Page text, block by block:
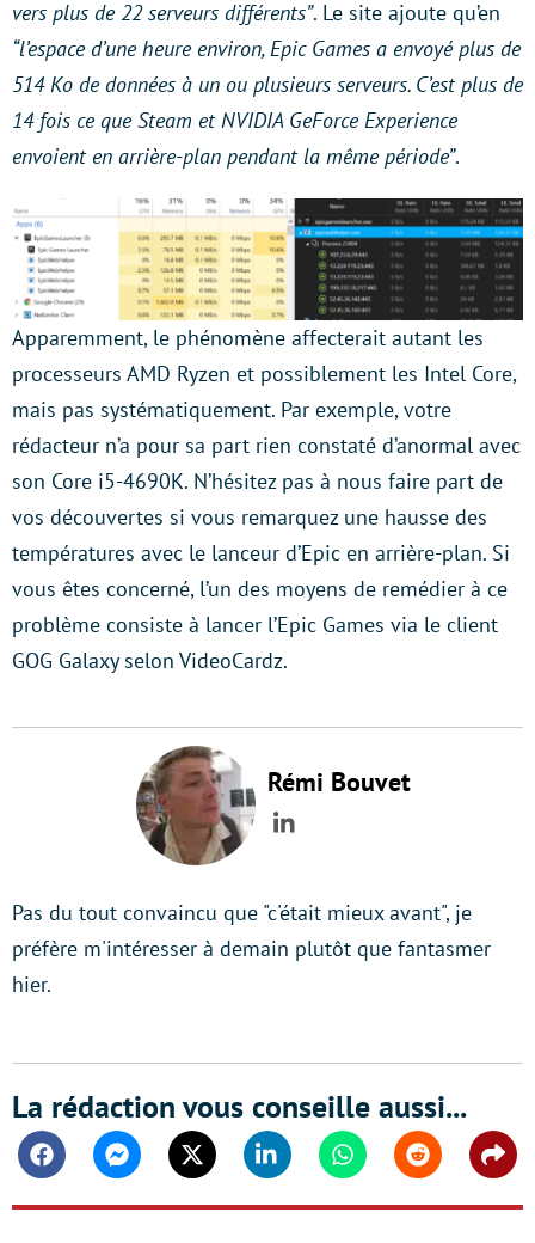
vers plus de 22 serveurs différents”. Le site ajoute qu’en
“l’espace d’une heure environ, Epic Games a envoyé plus de
514 Ko de données à un ou plusieurs serveurs. C’est plus de
14 fois ce que Steam et NVIDIA GeForce Experience
envoient en arrière-plan pendant la même période”.
Apparemment, le phénomène affecterait autant les
processeurs AMD Ryzen et possiblement les Intel Core,
mais pas systématiquement. Par exemple, votre
rédacteur n’a pour sa part rien constaté d’anormal avec
son Core i5-4690K. N’hésitez pas à nous faire part de
vos découvertes si vous remarquez une hausse des
températures avec le lanceur d’Epic en arrière-plan. Si
vous êtes concerné, l’un des moyens de remédier à ce
problème consiste à lancer l’Epic Games via le client
GOG Galaxy selon VideoCardz.
Rémi Bouvet
LinkedIn
Pas du tout convaincu que "c'était mieux avant", je
préfère m'intéresser à demain plutôt que fantasmer
hier.
La rédaction vous conseille aussi...
FacebookMessengerTwitter Linkedin WhatsappReddit